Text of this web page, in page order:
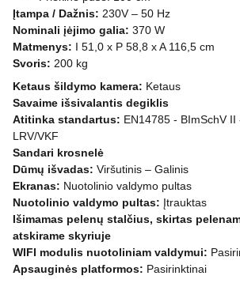
Įtampa / Dažnis: 230V – 50 Hz
Nominali įėjimo galia: 370 W
Matmenys: I 51,0 x P 58,8 x A 116,5 cm
Svoris: 200 kg
Ketaus šildymo kamera: Ketaus
Savaime išsivalantis degiklis
Atitinka standartus: EN14785 - BImSchV II
LRV/VKF
Sandari krosnelė
Dūmų išvadas: Viršutinis – Galinis
Ekranas: Nuotolinio valdymo pultas
Nuotolinio valdymo pultas: Įtrauktas
Išimamas pelenų stalčius, skirtas
atskirame skyriuje
WIFI modulis nuotoliniam valdymui:
Apsauginės platformos: Pasirinktinai